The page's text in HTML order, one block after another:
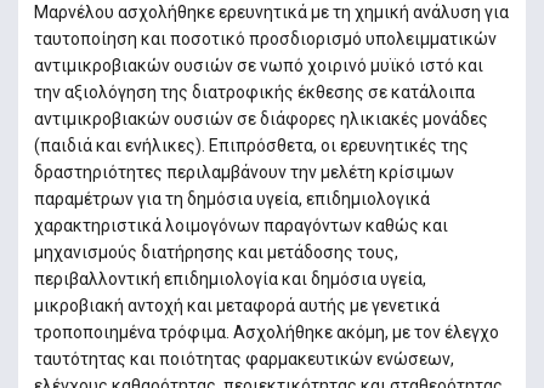
Μαρνέλου ασχολήθηκε ερευνητικά με τη χημική ανάλυση για
ταυτοποίηση και ποσοτικό προσδιορισμό υπολειμματικών
αντιμικροβιακών ουσιών σε νωπό χοιρινό μυϊκό ιστό και
την αξιολόγηση της διατροφικής έκθεσης σε κατάλοιπα
αντιμικροβιακών ουσιών σε διάφορες ηλικιακές μονάδες
(παιδιά και ενήλικες). Επιπρόσθετα, οι ερευνητικές της
δραστηριότητες περιλαμβάνουν την μελέτη κρίσιμων
παραμέτρων για τη δημόσια υγεία, επιδημιολογικά
χαρακτηριστικά λοιμογόνων παραγόντων καθώς και
μηχανισμούς διατήρησης και μετάδοσης τους,
περιβαλλοντική επιδημιολογία και δημόσια υγεία,
μικροβιακή αντοχή και μεταφορά αυτής με γενετικά
τροποποιημένα τρόφιμα. Ασχολήθηκε ακόμη, με τον έλεγχο
ταυτότητας και ποιότητας φαρμακευτικών ενώσεων,